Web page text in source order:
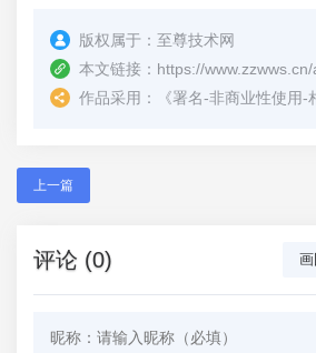
版权属于： 至尊技术网
本文链接： https://
作品采用：
《署名-非商业性使用-相同方式共享
上一篇
评论 (0)